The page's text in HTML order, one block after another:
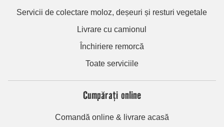
Servicii de colectare moloz, deșeuri și resturi vegetale
Livrare cu camionul
Închiriere remorcă
Toate serviciile
Cumpărați online
Comandă online & livrare acasă